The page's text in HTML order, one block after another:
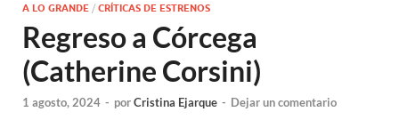
A LO GRANDE / CRÍTICAS DE ESTRENOS
Regreso a Córcega
(Catherine Corsini)
1 agosto, 2024 - porCristina Ejarque - Dejar un comentario